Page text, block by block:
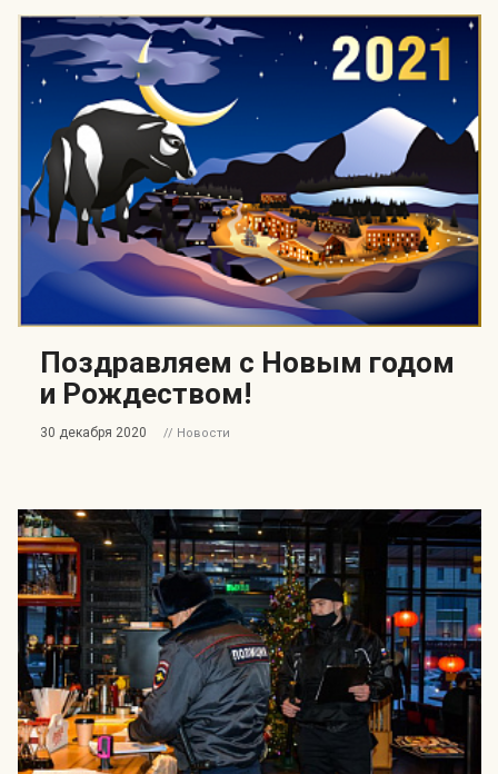
Индекс Безопасности ГВАРДИИ –
открытый проект Агентства Безопасности ГВАРДИЯ для
оценки уровня защищённости жителей города от
криминальных угроз. Подробнее >>
Поздравляем с Новым годом
и Рождеством!
30 декабря 2020 // Новости